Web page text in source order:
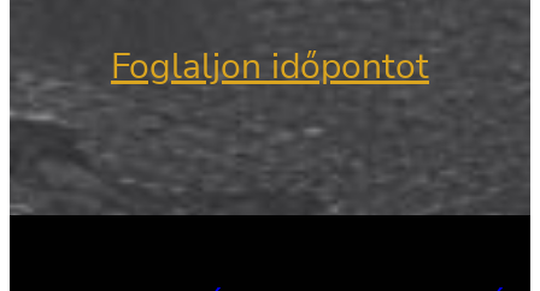
Foglaljon időpontot